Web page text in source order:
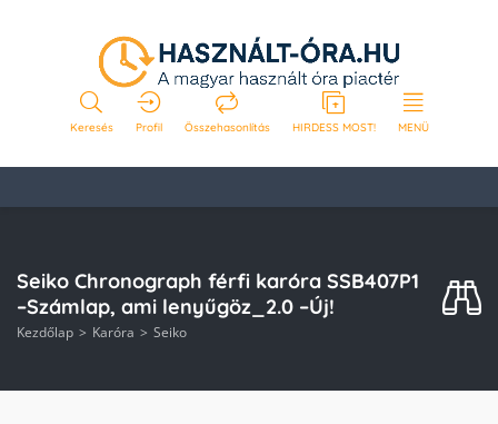
Keresés Profil Összehasonlítás HIRDESS MOST! MENÜ
Seiko Chronograph férfi karóra SSB407P1
–Számlap, ami lenyűgöz_2.0 –Új!
Kezdőlap Karóra Seiko